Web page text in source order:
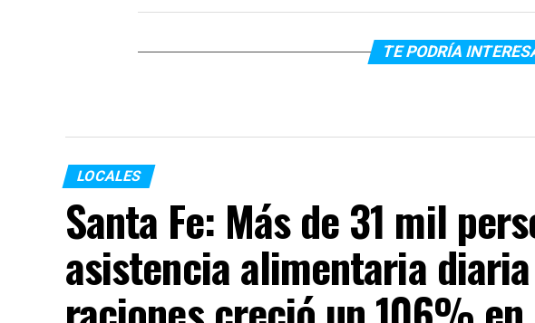
TE PODRÍA
LOCALES
Santa Fe: Más de 31 mil
asistencia alimentaria